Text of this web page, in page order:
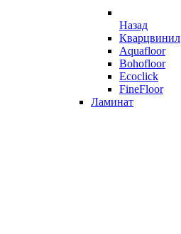
Назад
Кварцвинил
Aquafloor
Bohofloor
Ecoclick
FineFloor
Ламинат